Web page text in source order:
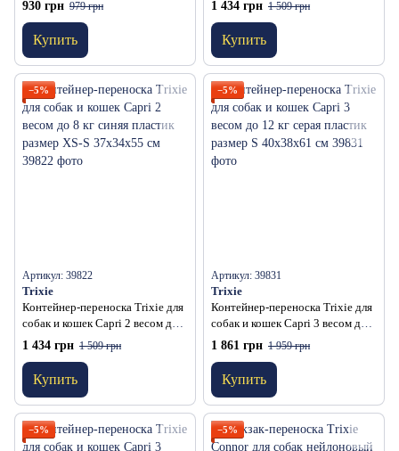
32x31x48 см
930 грн 979 грн
Купить
37x34x55 см
1 434 грн 1 509 грн
Купить
−5%
Артикул: 39822
Trixie
Контейнер-переноска Trixie для
собак и кошек Capri 2 весом до 8
кг синяя пластик размер XS-S
37x34x55 см
1 434 грн 1 509 грн
Купить
−5%
Артикул: 39831
Trixie
Контейнер-переноска Trixie для
собак и кошек Capri 3 весом до
12 кг серая пластик размер S
40x38x61 см
1 861 грн 1 959 грн
Купить
−5% −5%